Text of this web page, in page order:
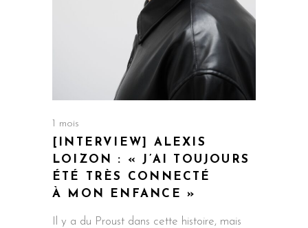
1 mois
[INTERVIEW] ALEXIS
LOIZON : « J’AI TOUJOURS
ÉTÉ TRÈS CONNECTÉ
À MON ENFANCE »
Il y a du Proust dans cette histoire, mais